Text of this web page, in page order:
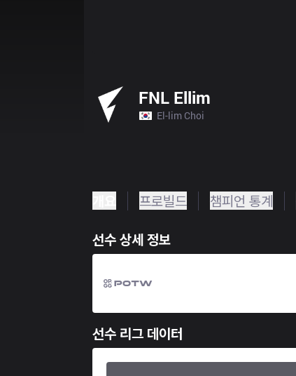
FNL Ellim
El-lim Choi
프로빌드 챔피언 통계
선수 상세 정보
선수 리그 데이터